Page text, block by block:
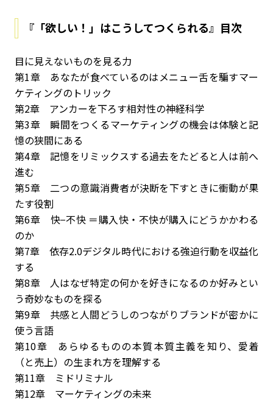
『「欲しい！」はこうしてつくられる』目次
目に見えないものを見る力
第1章 あなたが食べているのはメニュー――舌を騙すマー
ケティングのトリック
第2章 アンカーを下ろす――相対性の神経科学
第3章 瞬間をつくる――マーケティングの機会は体験と記
憶の狭間にある
第4章 記憶をリミックスする――過去をたどると人は前へ
進む
第5章 二つの意識――消費者が決断を下すときに衝動が果
たす役割
第6章 快−不快 ＝購入――快・不快が購入にどうかかわる
のか
第7章 依存2.0――デジタル時代における強迫行動を収益化
する
第8章 人はなぜ特定の何かを好きになるのか――好みとい
う奇妙なものを探る
第9章 共感と人間どうしのつながり――ブランドが密かに
使う言語
第10章 あらゆるものの本質――本質主義を知り、愛着
（と売上）の生まれ方を理解する
第11章 ミドリミナル
第12章 マーケティングの未来